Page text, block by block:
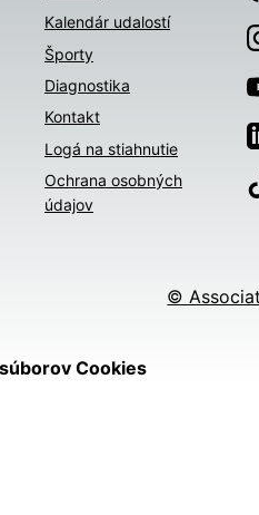
Kalendár udalostí
Športy
Diagnostika
Kontakt
Logá na stiahnutie
Ochrana osobných
údajov
©
Cookies